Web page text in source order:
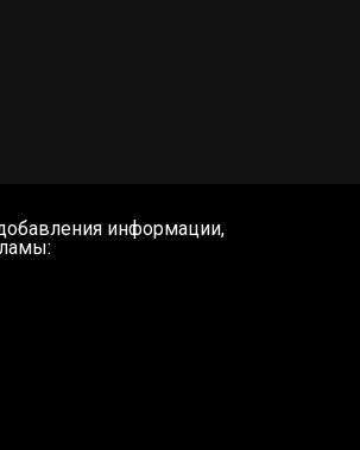
информации,